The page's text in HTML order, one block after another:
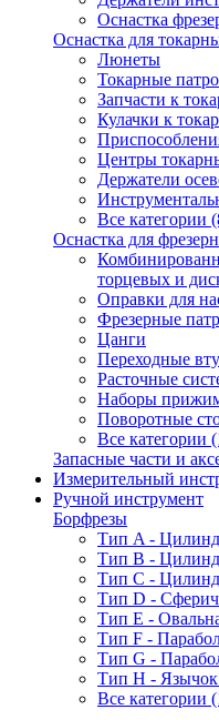
Оснастка
Оснастка для
Люнеты
Токарные
Запчасти к
Кулачки к
Центры
Держатели
Все категории
Оснастка для
торцевых и
Оправки для
Фрезерные
Цанги
Переходные
Расточные
Наборы
Поворотные
Все категории
Запасные части и
Измерительный
Ручной инструмент
Борфрезы
Тип A -
Тип В -
Тип С -
Тип D -
Тип Е -
Тип F -
Тип G -
Тип H -
Все категории